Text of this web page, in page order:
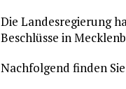
Die Landesregierung
Beschlüsse in
Nachfolgend finden